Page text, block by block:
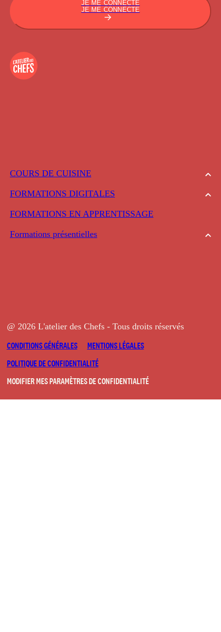
COURS DE CUISINE
FORMATIONS DIGITALES
FORMATIONS EN APPRENTISSAGE
Formations présentielles
JE ME CONNECTE
JE ME CONNECTE
@ 2026 L'atelier des Chefs - Tous droits réservés
CONDITIONS GÉNÉRALES
MENTIONS LÉGALES
POLITIQUE DE CONFIDENTIALITÉ
MODIFIER MES PARAMÈTRES DE CONFIDENTIALITÉ